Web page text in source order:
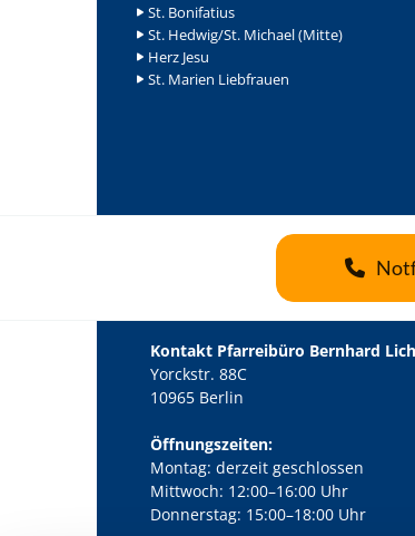
St. Bonifatius
St. Hedwig/St. Michael (Mitte)
Herz Jesu
St. Marien Liebfrauen
Kontakt Pfarreibüro Bernhard
Yorckstr. 88C
10965 Berlin
Öffnungszeiten:
Montag: derzeit geschlossen
Mittwoch: 12:00–16:00 Uhr
Donnerstag: 15:00–18:00 Uhr